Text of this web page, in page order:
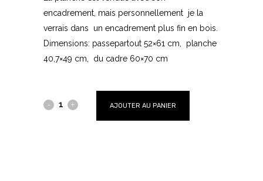
encadrement, mais personnellement je la
verrais dans un encadrement plus fin en bois.
Dimensions: passepartout 52×61 cm, planche
40,7×49 cm, du cadre 60×70 cm
AJOUTER AU PANIER